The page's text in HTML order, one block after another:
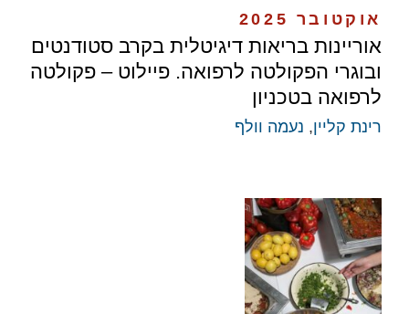
אוקטובר 2025
אוריינות בריאות דיגיטלית בקרב סטודנטים
ובוגרי הפקולטה לרפואה. פיילוט – פקולטה
לרפואה בטכניון
רינת קליין, נעמה וולף